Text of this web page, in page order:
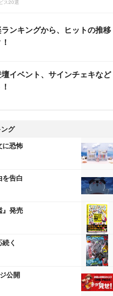
ス20選
ンキングから、ヒットの推移
イベント、サインチェキなど
グ
に恐怖
告白
』発売
く
公開